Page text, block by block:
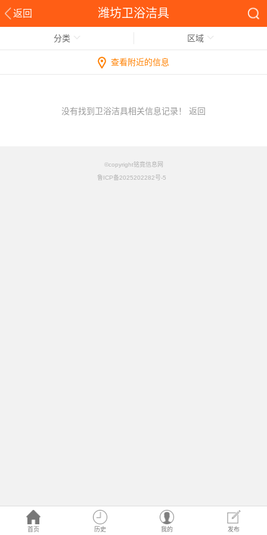
返回 潍坊卫浴洁具
首页 历史 我的 发布
分类 区域
查看附近的信息
没有找到卫浴洁具相关信息记录！ 返回
©copyright铭竟信息网
鲁ICP备2025202282号-5